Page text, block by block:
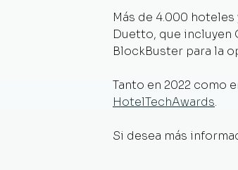
Más de 4.000
Duetto, que incluyen
BlockBuster para la
Tanto en 2022 como
HotelTechAwards.
Si desea más